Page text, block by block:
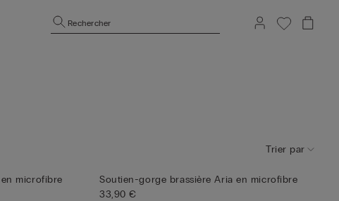
Rechercher
Trier par
microfibre
Soutien-gorge brassière Aria en microfibre
33,90 €